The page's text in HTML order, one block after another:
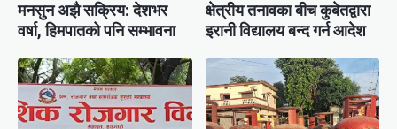
मनसुन अझै सक्रिय: देशभर
वर्षा, हिमपातको पनि सम्भावना
क्षेत्रीय तनावका बीच कुबेतद्वारा
इरानी विद्यालय बन्द गर्न आदेश